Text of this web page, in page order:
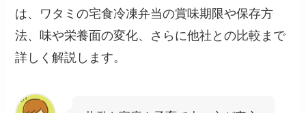
は、ワタミの宅食冷凍弁当の賞味期限や保存方
法、味や栄養面の変化、さらに他社との比較まで
詳しく解説します。